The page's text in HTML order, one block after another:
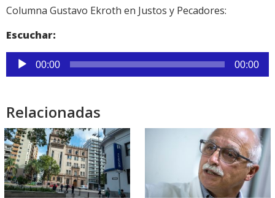
Columna Gustavo Ekroth en Justos y Pecadores:
Escuchar:
Reproductor
de
00:00 00:00
Relacionadas